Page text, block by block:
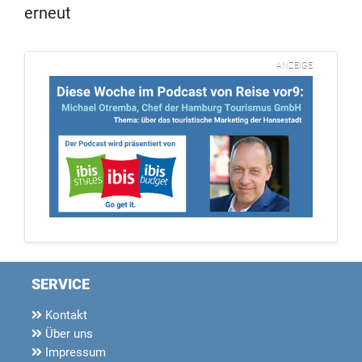
erneut
ANZEIGE
SERVICE
Kontakt
Über uns
Impressum